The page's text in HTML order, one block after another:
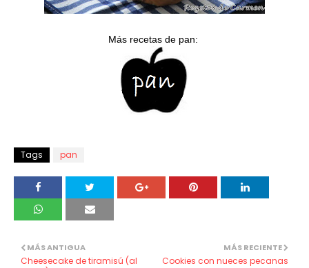
Más recetas de pan:
Tags pan
MÁS RECIENTE
Cookies con nueces pecanas
MÁS ANTIGUA
Cheesecake de tiramisú (al